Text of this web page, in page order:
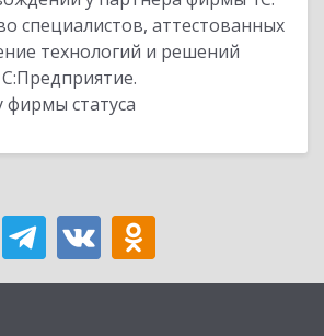
специалистов, аттестованных
технологий и решений
фирмы статуса